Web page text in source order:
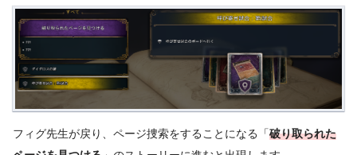
フィグ先生が戻り、ページ捜索をすることになる「破り取られた